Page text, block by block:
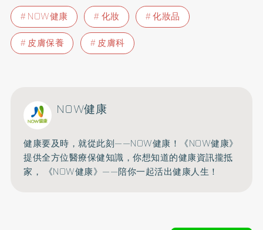
NOW健康 化妝
化妝品
皮膚保養
皮膚科
NOW健康
健康要及時，就從此刻——NOW健康！《NOW健康》
提供全方位醫療保健知識，你想知道的健康資訊攏抵
家， 《NOW健康》——陪你一起活出健康人生！